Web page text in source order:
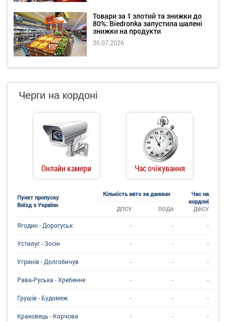
Товари за 1 злотий та знижки до
80%: Biedronka запустила шалені
знижки на продукти
30.07.2026
Черги на кордоні
Онлайн камери Час очікування
Пункт пропуску
Виїзд з України
Кількість авто за даними
Час на
кордоні
ДФСУ
ДПСУ ЛОДА
Ягодин - Дорогуськ - - -
Устилуг - Зосін - - -
Угринiв - Долгобичув - - -
Рава-Руська - Хребенне - - -
Грушів - Будомеж - - -
Краковець - Корчова - - -